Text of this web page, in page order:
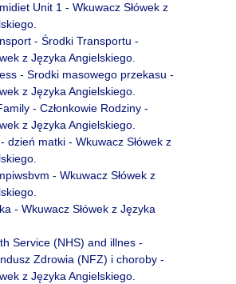
Unit 1 - Wkuwacz Słówek z
- Środki Transportu -
z Języka Angielskiego.
- Srodki masowego przekasu -
z Języka Angielskiego.
- Członkowie Rodziny -
z Języka Angielskiego.
dzień matki - Wkuwacz Słówek z
- Wkuwacz Słówek z
- Wkuwacz Słówek z Języka
Service (NHS) and illnes -
Zdrowia (NFZ) i choroby -
z Języka Angielskiego.